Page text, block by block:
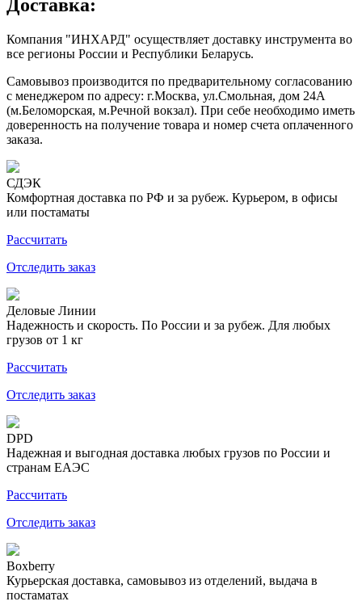
Доставка:
Компания "ИНХАРД" осуществляет доставку инструмента во
все регионы России и Республики Беларусь.
Самовывоз производится по предварительному согласованию
с менеджером по адресу: г.Москва, ул.Смольная, дом 24А
(м.Беломорская, м.Речной вокзал). При себе необходимо иметь
доверенность на получение товара и номер счета оплаченного
заказа.
СДЭК
Комфортная доставка по РФ и за рубеж. Курьером, в офисы
или постаматы
Рассчитать
Отследить заказ
Деловые Линии
Надежность и скорость. По России и за рубеж. Для любых
грузов от 1 кг
Рассчитать
Отследить заказ
DPD
Надежная и выгодная доставка любых грузов по России и
странам ЕАЭС
Рассчитать
Отследить заказ
Boxberry
Курьерская доставка, самовывоз из отделений, выдача в
постаматах